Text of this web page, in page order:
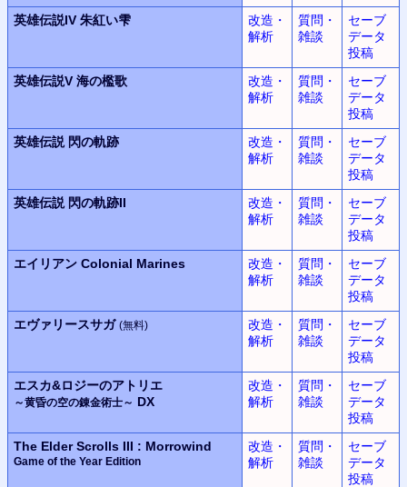
英雄伝説IV 朱紅い雫
改造・
解析
質問・
雑談
セーブ
データ
投稿
英雄伝説V 海の檻歌
改造・
解析
質問・
雑談
セーブ
データ
投稿
英雄伝説 閃の軌跡
改造・
解析
質問・
雑談
セーブ
データ
投稿
英雄伝説 閃の軌跡II
改造・
解析
質問・
雑談
セーブ
データ
投稿
エイリアン Colonial Marines
改造・
解析
質問・
雑談
セーブ
データ
投稿
エヴァリースサガ (無料)
改造・
解析
質問・
雑談
セーブ
データ
投稿
エスカ&ロジーのアトリエ
～黄昏の空の錬金術士～ DX
改造・
解析
質問・
雑談
セーブ
データ
投稿
The Elder Scrolls III : Morrowind
Game of the Year Edition
改造・
解析
質問・
雑談
セーブ
データ
投稿